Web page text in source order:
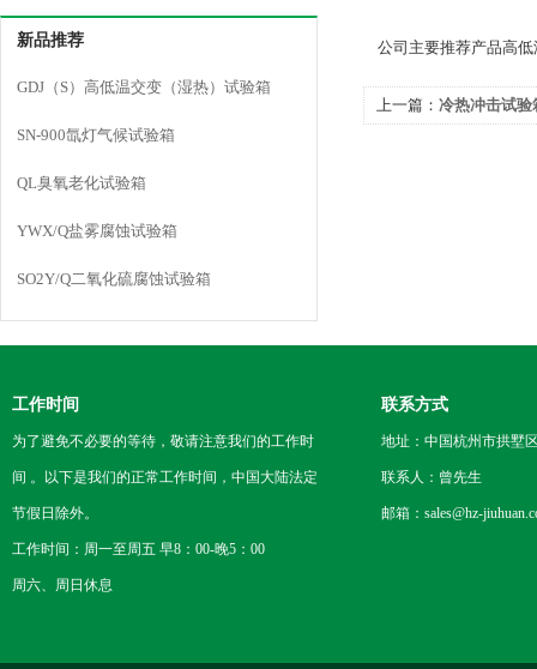
新品推荐
GDJ（S）高低温交变（湿热）试验箱
SN-900氙灯气候试验箱
QL臭氧老化试验箱
YWX/Q盐雾腐蚀试验箱
SO2Y/Q二氧化硫腐蚀试验箱
公司主要推荐产品高低
上一篇： 冷热冲击试验
工作时间
为了避免不必要的等待，敬请注意我们的工作时
间 。以下是我们的正常工作时间，中国大陆法定
节假日除外。
工作时间：周一至周五 早8：00-晚5：00
周六、周日休息
联系方式
地址：中国杭州市拱墅
联系人：曾先生
邮箱：sales@hz-